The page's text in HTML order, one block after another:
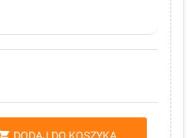
DODAJ DO KOSZYKA